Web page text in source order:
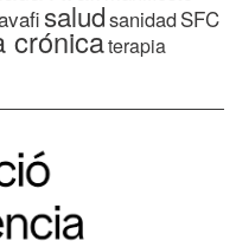
saludsanidadSFC
crónicaterapia